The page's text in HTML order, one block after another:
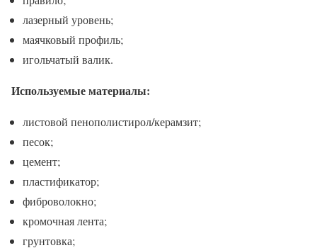
лазерный уровень;
маячковый профиль;
игольчатый валик.
Используемые материалы:
листовой пенополистирол/керамзит;
песок;
цемент;
пластификатор;
фиброволокно;
кромочная лента;
грунтовка;